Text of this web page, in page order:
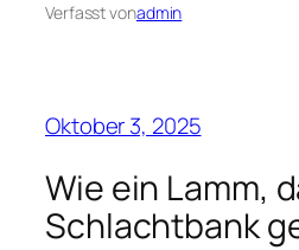
Verfasst vonadmin
Oktober 3, 2025
Wie ein Lamm,
Schlachtbank